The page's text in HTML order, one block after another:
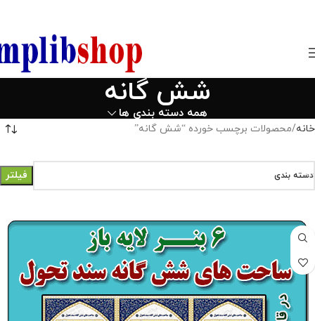
شش گانه
همه دسته بندی ها
خانه محصولات برچسب خورده “شش گانه”
دسته بندی فیلتر